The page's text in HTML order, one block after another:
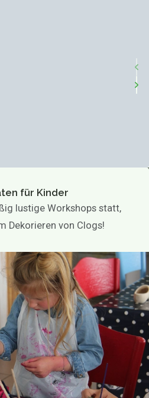
für Kinder
lustige Workshops statt,
Dekorieren von Clogs!